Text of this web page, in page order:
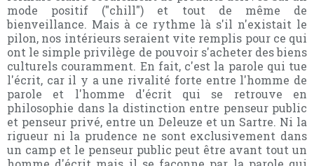
mode positif ("chill") et tout de même de
bienveillance. Mais à ce rythme là s'il n'existait le
pilon, nos intérieurs seraient vite remplis pour ce qui
ont le simple privilège de pouvoir s'acheter des biens
culturels couramment. En fait, c'est la parole qui tue
l'écrit, car il y a une rivalité forte entre l'homme de
parole et l'homme d'écrit qui se retrouve en
philosophie dans la distinction entre penseur public
et penseur privé, entre un Deleuze et un Sartre. Ni la
rigueur ni la prudence ne sont exclusivement dans
un camp et le penseur public peut être avant tout un